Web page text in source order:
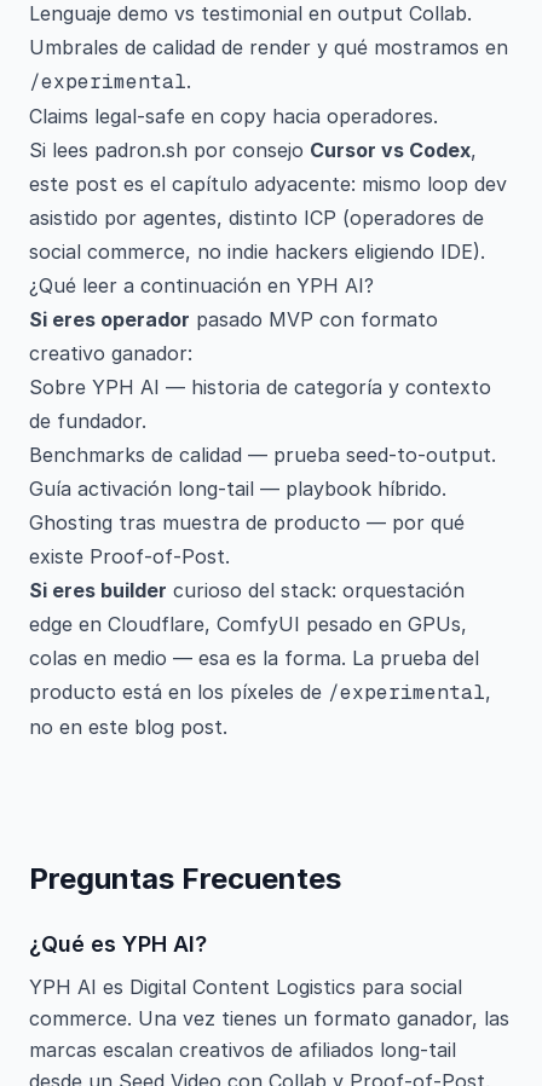
Lenguaje demo vs testimonial en output Collab.
Umbrales de calidad de render y qué mostramos en
/experimental.
Claims legal-safe en copy hacia operadores.
Si lees padron.sh por consejo Cursor vs Codex,
este post es el capítulo adyacente: mismo loop dev
asistido por agentes, distinto ICP (operadores de
social commerce, no indie hackers eligiendo IDE).
¿Qué leer a continuación en YPH AI?
Si eres operador pasado MVP con formato
creativo ganador:
Sobre YPH AI — historia de categoría y contexto
de fundador.
Benchmarks de calidad — prueba seed-to-output.
Guía activación long-tail — playbook híbrido.
Ghosting tras muestra de producto — por qué
existe Proof-of-Post.
Si eres builder curioso del stack: orquestación
edge en Cloudflare, ComfyUI pesado en GPUs,
colas en medio — esa es la forma. La prueba del
producto está en los píxeles de /experimental,
no en este blog post.
Preguntas Frecuentes
¿Qué es YPH AI?
YPH AI es Digital Content Logistics para social
commerce. Una vez tienes un formato ganador, las
marcas escalan creativos de afiliados long-tail
desde un Seed Video con Collab y Proof-of-Post,